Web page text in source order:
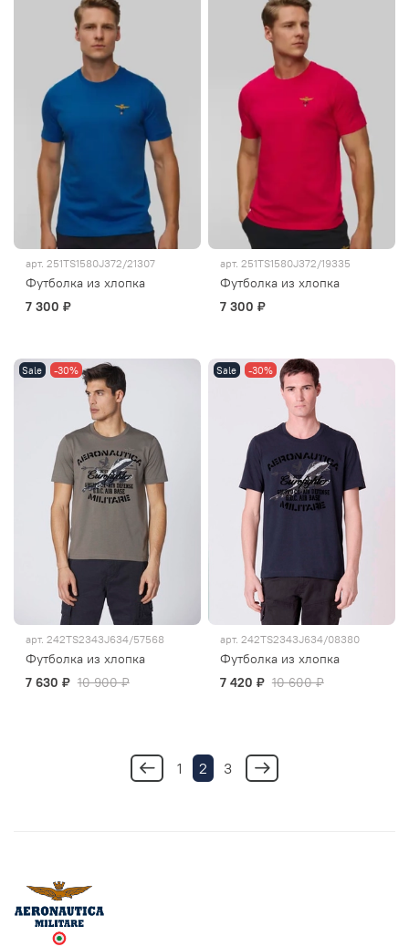
арт. 251TS1580J372/21307
Футболка из хлопка
7 300 ₽
арт. 251TS1580J372/19335
Футболка из хлопка
7 300 ₽
Sale -30%
арт. 242TS2343J634/57568
Футболка из хлопка
7 630 ₽ 10 900 ₽
Sale -30%
арт. 242TS2343J634/08380
Футболка из хлопка
7 420 ₽ 10 600 ₽
1 2 3